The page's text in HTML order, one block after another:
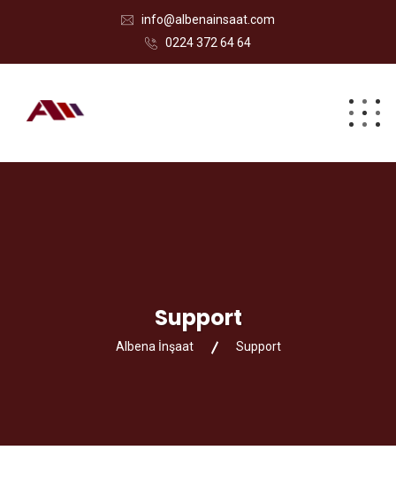
info@albenainsaat.com
0224 372 64 64
Support
Albena İnşaat Support